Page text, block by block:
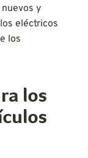
y
eléctricos
los
los